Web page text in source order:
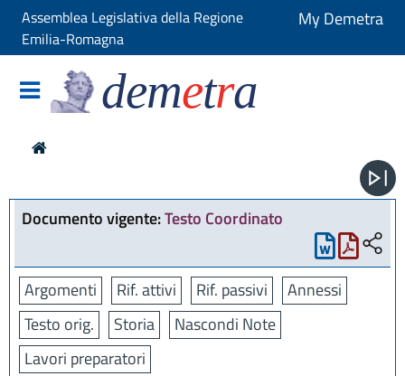
Assemblea Legislativa della Regione
Emilia-Romagna
My Demetra
demetra
Documento vigente:Testo Coordinato
Argomenti Rif. attivi Rif. passivi
Annessi
Testo orig.
Storia
Nascondi Note
Lavori preparatori